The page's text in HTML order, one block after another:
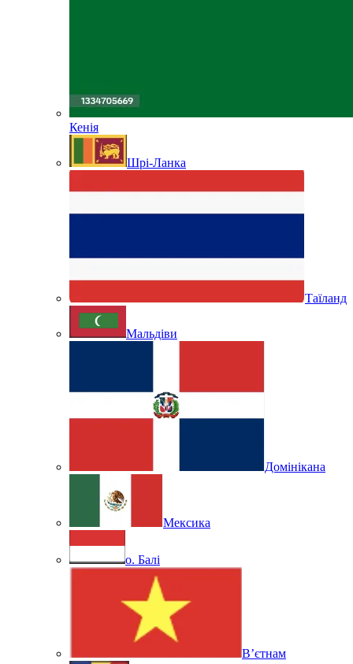
Кенія
Шрі-Ланка
Таїланд
Мальдіви
Домінікана
Мексика
о. Балі
В’єтнам